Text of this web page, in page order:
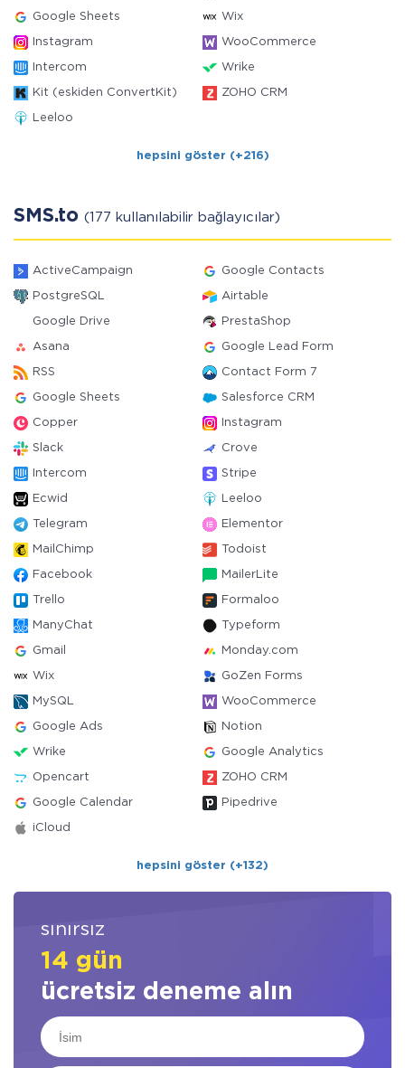
Google Sheets Wix
Instagram WooCommerce
Intercom Wrike
Kit (eskiden ConvertKit) ZOHO CRM
Leeloo
hepsini göster (+216)
SMS.to (177 kullanılabilir bağlayıcılar)
ActiveCampaign Google Contacts
PostgreSQL Airtable
Google Drive PrestaShop
Asana Google Lead Form
RSS Contact Form 7
Google Sheets Salesforce CRM
Copper Instagram
Slack Crove
Intercom Stripe
Ecwid Leeloo
Telegram Elementor
MailChimp Todoist
Facebook MailerLite
Trello Formaloo
ManyChat Typeform
Gmail Monday.com
Wix GoZen Forms
MySQL WooCommerce
Google Ads Notion
Wrike Google Analytics
Opencart ZOHO CRM
Google Calendar Pipedrive
iCloud
hepsini göster (+132)
sınırsız
14 gün
ücretsiz deneme alın